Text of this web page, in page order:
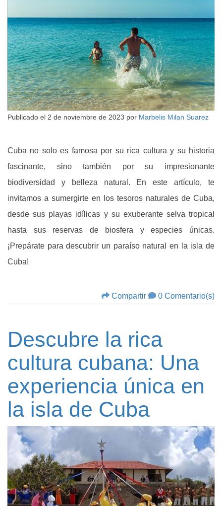
Publicado el 2 de noviembre de 2023 por Marbelis Milan Suarez
Cuba no solo es famosa por su rica cultura y su historia
fascinante, sino también por su impresionante
biodiversidad y belleza natural. En este artículo, te
invitamos a sumergirte en los tesoros naturales de Cuba,
desde sus playas idílicas y su exuberante selva tropical
hasta sus reservas de biosfera y especies únicas.
¡Prepárate para descubrir un paraíso natural en la isla de
Cuba!
Compartir 0 Comentario(s)
Descubre la rica
cultura cubana: Una
experiencia única en
la isla de Cuba